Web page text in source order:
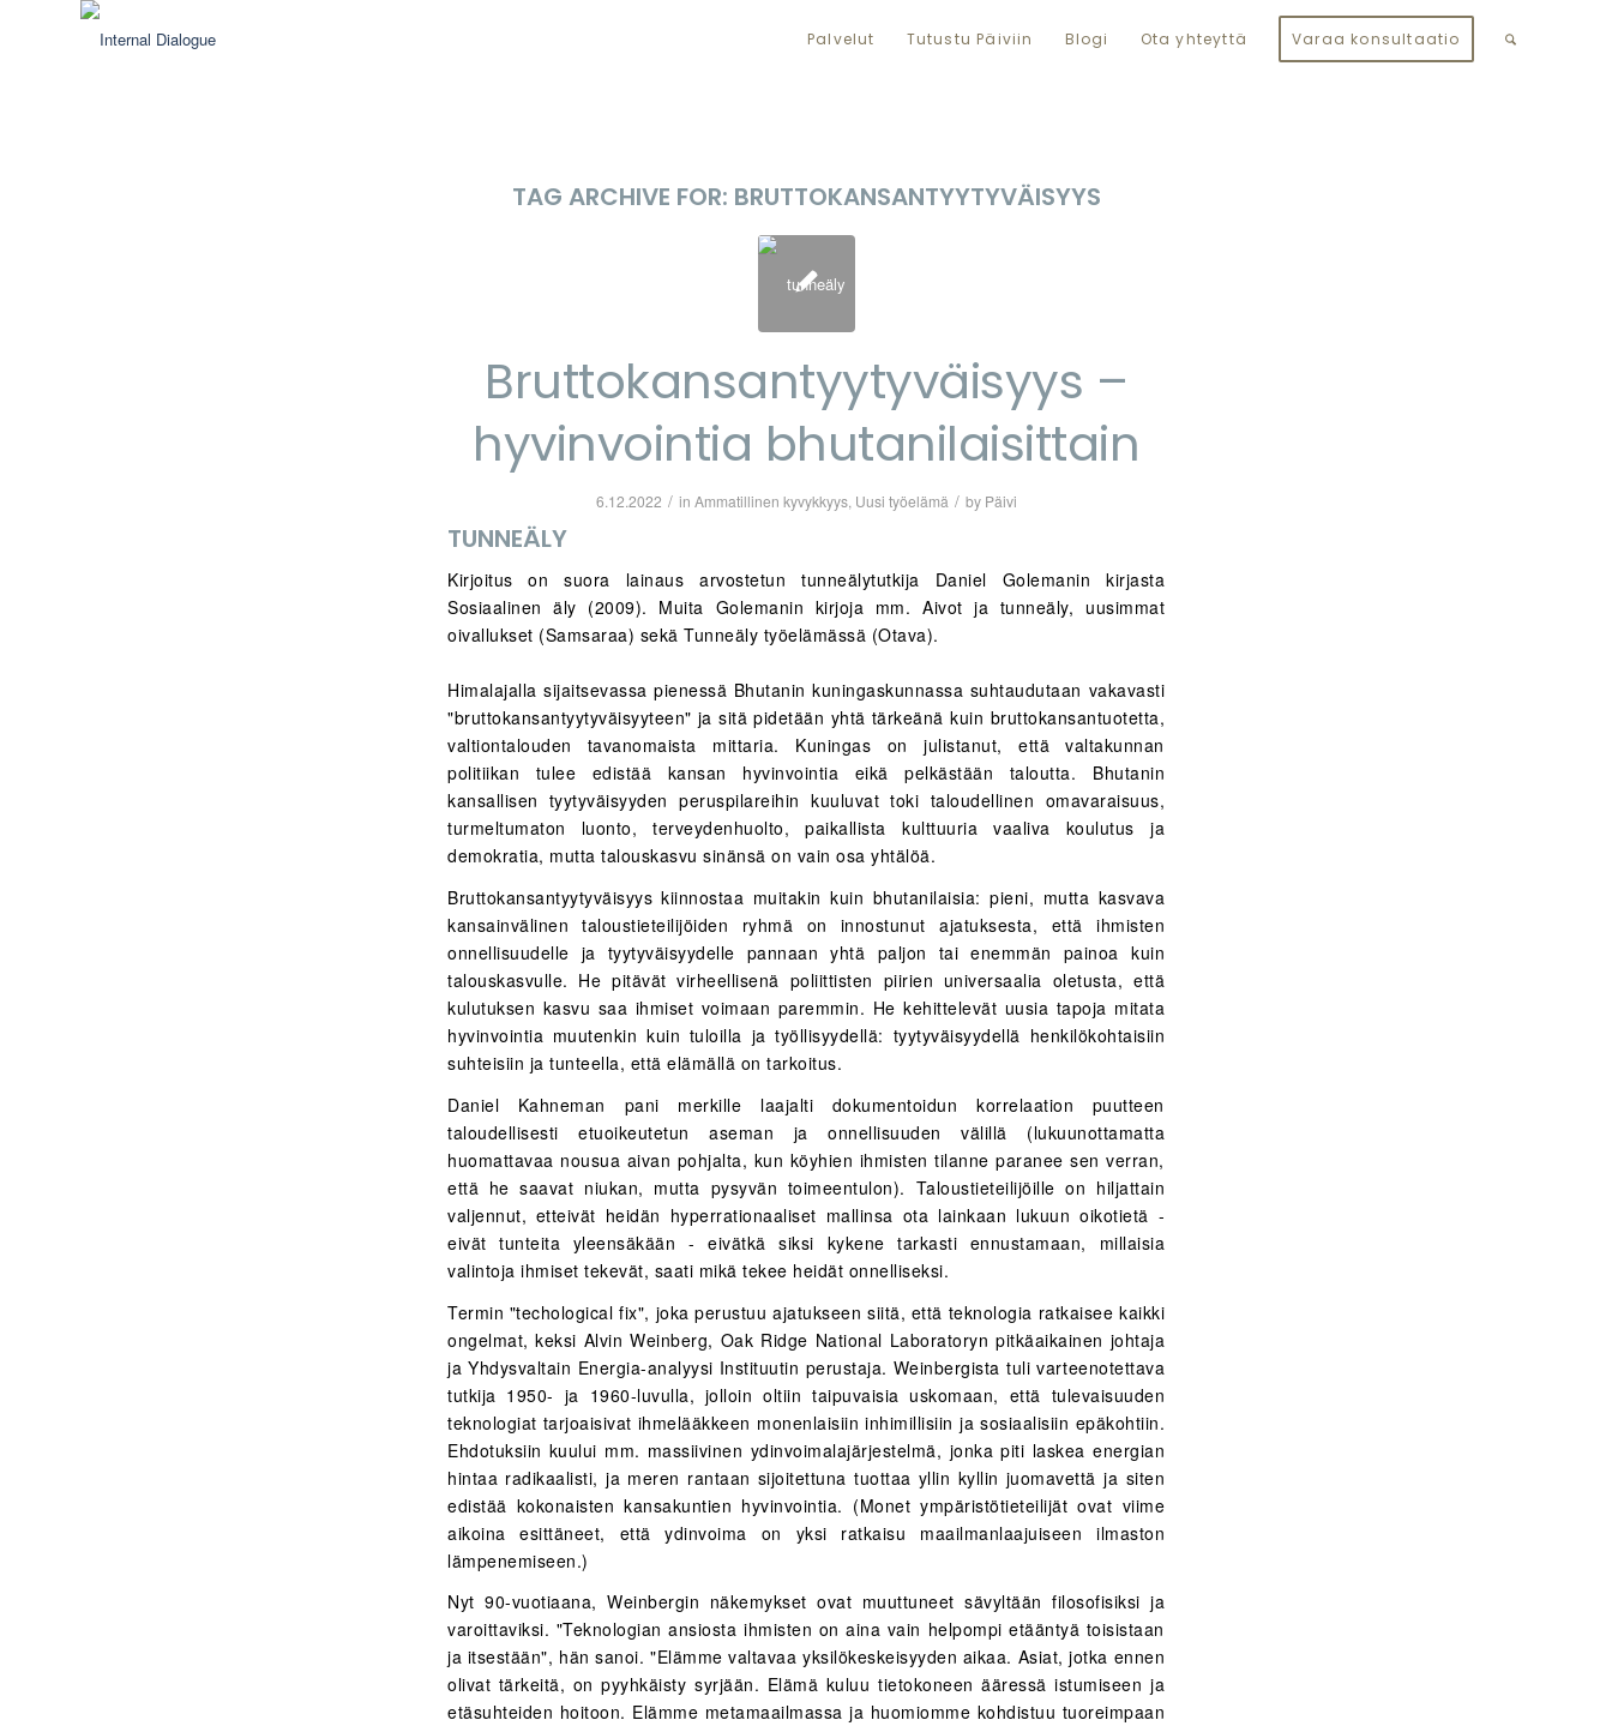
Palvelut Tutustu Päiviin Blogi Ota yhteyttä Varaa konsultaatio
TAG ARCHIVE FOR: BRUTTOKANSANTYYTYVÄISYYS
Bruttokansantyytyväisyys –
hyvinvointia bhutanilaisittain
6.12.2022 / in Ammatillinen kyvykkyys, Uusi työelämä / by Päivi
TUNNEÄLY
Kirjoitus on suora lainaus arvostetun tunneälytutkija Daniel Golemanin kirjasta
Sosiaalinen äly (2009). Muita Golemanin kirjoja mm. Aivot ja tunneäly, uusimmat
oivallukset (Samsaraa) sekä Tunneäly työelämässä (Otava).
Himalajalla sijaitsevassa pienessä Bhutanin kuningaskunnassa suhtaudutaan vakavasti
"bruttokansantyytyväisyyteen" ja sitä pidetään yhtä tärkeänä kuin bruttokansantuotetta,
valtiontalouden tavanomaista mittaria. Kuningas on julistanut, että valtakunnan
politiikan tulee edistää kansan hyvinvointia eikä pelkästään taloutta. Bhutanin
kansallisen tyytyväisyyden peruspilareihin kuuluvat toki taloudellinen omavaraisuus,
turmeltumaton luonto, terveydenhuolto, paikallista kulttuuria vaaliva koulutus ja
demokratia, mutta talouskasvu sinänsä on vain osa yhtälöä.
Bruttokansantyytyväisyys kiinnostaa muitakin kuin bhutanilaisia: pieni, mutta kasvava
kansainvälinen taloustieteilijöiden ryhmä on innostunut ajatuksesta, että ihmisten
onnellisuudelle ja tyytyväisyydelle pannaan yhtä paljon tai enemmän painoa kuin
talouskasvulle. He pitävät virheellisenä poliittisten piirien universaalia oletusta, että
kulutuksen kasvu saa ihmiset voimaan paremmin. He kehittelevät uusia tapoja mitata
hyvinvointia muutenkin kuin tuloilla ja työllisyydellä: tyytyväisyydellä henkilökohtaisiin
suhteisiin ja tunteella, että elämällä on tarkoitus.
Daniel Kahneman pani merkille laajalti dokumentoidun korrelaation puutteen
taloudellisesti etuoikeutetun aseman ja onnellisuuden välillä (lukuunottamatta
huomattavaa nousua aivan pohjalta, kun köyhien ihmisten tilanne paranee sen verran,
että he saavat niukan, mutta pysyvän toimeentulon). Taloustieteilijöille on hiljattain
valjennut, etteivät heidän hyperrationaaliset mallinsa ota lainkaan lukuun oikotietä -
eivät tunteita yleensäkään - eivätkä siksi kykene tarkasti ennustamaan, millaisia
valintoja ihmiset tekevät, saati mikä tekee heidät onnelliseksi.
Termin "techological fix", joka perustuu ajatukseen siitä, että teknologia ratkaisee kaikki
ongelmat, keksi Alvin Weinberg, Oak Ridge National Laboratoryn pitkäaikainen johtaja
ja Yhdysvaltain Energia-analyysi Instituutin perustaja. Weinbergista tuli varteenotettava
tutkija 1950- ja 1960-luvulla, jolloin oltiin taipuvaisia uskomaan, että tulevaisuuden
teknologiat tarjoaisivat ihmelääkkeen monenlaisiin inhimillisiin ja sosiaalisiin epäkohtiin.
Ehdotuksiin kuului mm. massiivinen ydinvoimalajärjestelmä, jonka piti laskea energian
hintaa radikaalisti, ja meren rantaan sijoitettuna tuottaa yllin kyllin juomavettä ja siten
edistää kokonaisten kansakuntien hyvinvointia. (Monet ympäristötieteilijät ovat viime
aikoina esittäneet, että ydinvoima on yksi ratkaisu maailmanlaajuiseen ilmaston
lämpenemiseen.)
Nyt 90-vuotiaana, Weinbergin näkemykset ovat muuttuneet sävyltään filosofisiksi ja
varoittaviksi. "Teknologian ansiosta ihmisten on aina vain helpompi etääntyä toisistaan
ja itsestään", hän sanoi. "Elämme valtavaa yksilökeskeisyyden aikaa. Asiat, jotka ennen
olivat tärkeitä, on pyyhkäisty syrjään. Elämä kuluu tietokoneen ääressä istumiseen ja
etäsuhteiden hoitoon. Elämme metamaailmassa ja huomiomme kohdistuu tuoreimpaan